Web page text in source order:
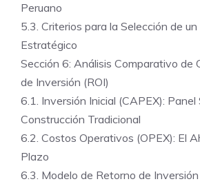
Peruano
5.3. Criterios para la Selección de
Estratégico
Sección 6: Análisis Comparativo de
de Inversión (ROI)
6.1. Inversión Inicial (CAPEX):
Construcción Tradicional
6.2. Costos Operativos (OPEX): El
Plazo
6.3. Modelo de Retorno de Inversión